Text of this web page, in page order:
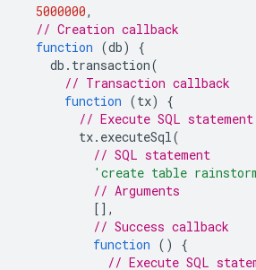
5000000,
// Creation callback
function (db)
{
db . transaction(
// Transaction callback
function (tx)
{
// Execute SQL statement
tx. executeSql(
// SQL statement
'create table
// Arguments
[],
// Success callback
function ()
{
// Execute SQL